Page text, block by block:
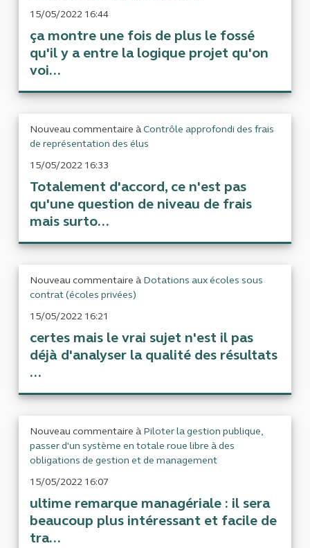
15/05/2022 16:44
ça montre une fois de plus le fossé
qu'il y a entre la logique projet qu'on
voi...
Nouveau commentaire àContrôle approfondi des frais
de représentation des élus
15/05/2022 16:33
Totalement d'accord, ce n'est pas
qu'une question de niveau de frais
mais surto...
Nouveau commentaire à Dotations aux écoles sous
contrat (écoles privées)
15/05/2022 16:21
certes mais le vrai sujet n'est il pas
déjà d'analyser la qualité des résultats
...
Nouveau commentaire à Piloter la gestion publique,
passer d'un système en totale roue libre à des
obligations de gestion et de management
15/05/2022 16:07
ultime remarque managériale : il sera
beaucoup plus intéressant et facile de
tra...